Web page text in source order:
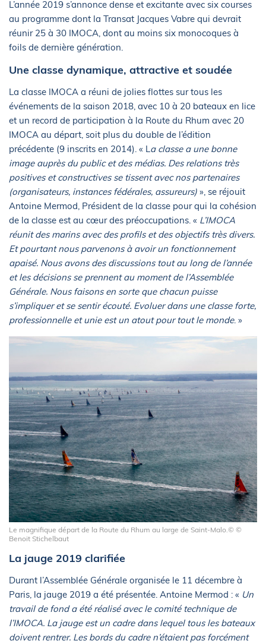
L’année 2019 s’annonce dense et excitante avec six courses
au programme dont la Transat Jacques Vabre qui devrait
réunir 25 à 30 IMOCA, dont au moins six monocoques à
foils de dernière génération.
Une classe dynamique, attractive et soudée
La classe IMOCA a réuni de jolies flottes sur tous les
événements de la saison 2018, avec 10 à 20 bateaux en lice
et un record de participation à la Route du Rhum avec 20
IMOCA au départ, soit plus du double de l’édition
précédente (9 inscrits en 2014). « La classe a une bonne
image auprès du public et des médias. Des relations très
positives et constructives se tissent avec nos partenaires
(organisateurs, instances fédérales, assureurs) », se réjouit
Antoine Mermod, Président de la classe pour qui la cohésion
de la classe est au cœur des préoccupations. « L’IMOCA
réunit des marins avec des profils et des objectifs très divers.
Et pourtant nous parvenons à avoir un fonctionnement
apaisé. Nous avons des discussions tout au long de l’année
et les décisions se prennent au moment de l’Assemblée
Générale. Nous faisons en sorte que chacun puisse
s’impliquer et se sentir écouté. Evoluer dans une classe forte,
professionnelle et unie est un atout pour tout le monde. »
Le magnifique départ de la Route du Rhum au large de Saint-Malo.© ©
Benoit Stichelbaut
La jauge 2019 clarifiée
Durant l’Assemblée Générale organisée le 11 décembre à
Paris, la jauge 2019 a été présentée. Antoine Mermod : « Un
travail de fond a été réalisé avec le comité technique de
l’IMOCA. La jauge est un cadre dans lequel tous les bateaux
doivent rentrer. Les bords du cadre n’étaient pas forcément